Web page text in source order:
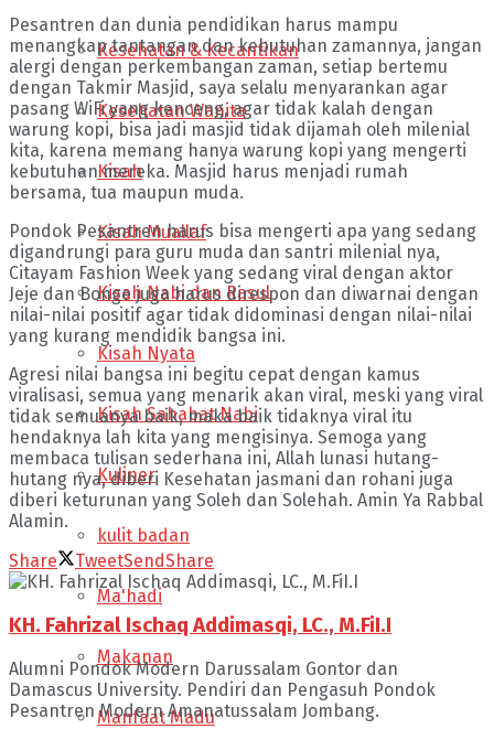
Kesehatan & Kecantikan
Kesehatan Wanita
Kisah
Kisah Muallaf
Kisah Nabi dan Rasul
Kisah Nyata
Kisah Sahabat Nabi
Kuliner
kulit badan
Ma'hadi
Makanan
Manfaat Madu
Pesantren dan dunia pendidikan harus mampu
menangkap tantangan dan kebutuhan zamannya, jangan
alergi dengan perkembangan zaman, setiap bertemu
dengan Takmir Masjid, saya selalu menyarankan agar
pasang WiFi yang kenceng, agar tidak kalah dengan
warung kopi, bisa jadi masjid tidak dijamah oleh milenial
kita, karena memang hanya warung kopi yang mengerti
kebutuhan mereka. Masjid harus menjadi rumah
bersama, tua maupun muda.
Pondok Pesantren harus bisa mengerti apa yang sedang
digandrungi para guru muda dan santri milenial nya,
Citayam Fashion Week yang sedang viral dengan aktor
Jeje dan Bonge juga harus direspon dan diwarnai dengan
nilai-nilai positif agar tidak didominasi dengan nilai-nilai
yang kurang mendidik bangsa ini.
Agresi nilai bangsa ini begitu cepat dengan kamus
viralisasi, semua yang menarik akan viral, meski yang viral
tidak semuanya baik, maka baik tidaknya viral itu
hendaknya lah kita yang mengisinya. Semoga yang
membaca tulisan sederhana ini, Allah lunasi hutang-
hutang nya, diberi Kesehatan jasmani dan rohani juga
diberi keturunan yang Soleh dan Solehah. Amin Ya Rabbal
Alamin.
Share
TweetSendShare
KH. Fahrizal Ischaq Addimasqi, LC., M.FiI.I
Alumni Pondok Modern Darussalam Gontor dan
Damascus University. Pendiri dan Pengasuh Pondok
Pesantren Modern Amanatussalam Jombang.